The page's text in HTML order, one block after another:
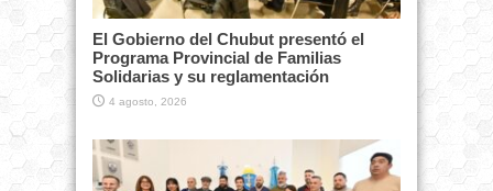
El Gobierno del Chubut presentó el
Programa Provincial de Familias
Solidarias y su reglamentación
4 agosto, 2026